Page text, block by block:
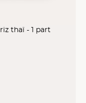
thaï - 1 part